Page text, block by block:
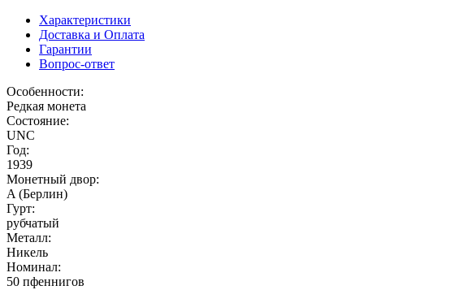
Характеристики
Доставка и Оплата
Гарантии
Вопрос-ответ
Особенности:
Редкая монета
Состояние:
UNC
Год:
1939
Монетный двор:
A (Берлин)
Гурт:
рубчатый
Металл:
Никель
Номинал:
50 пфеннигов